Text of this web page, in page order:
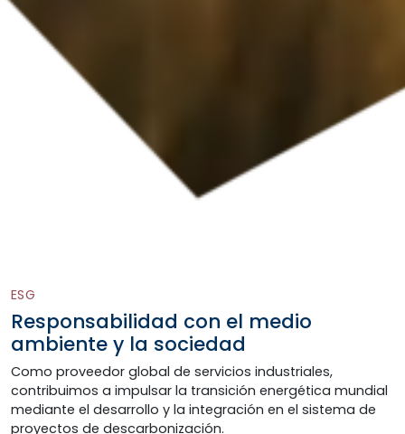
ESG
Responsabilidad con el medio
ambiente y la sociedad
Como proveedor global de servicios industriales,
contribuimos a impulsar la transición energética mundial
mediante el desarrollo y la integración en el sistema de
proyectos de descarbonización.